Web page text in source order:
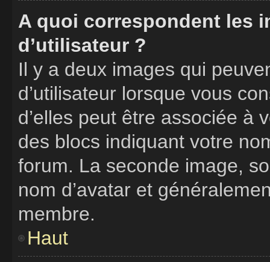
A quoi correspondent les
d’utilisateur ?
Il y a deux images qui
d’utilisateur lorsque vous
d’elles peut être associée à
des blocs indiquant votre
forum. La seconde image,
nom d’avatar et
membre.
Haut